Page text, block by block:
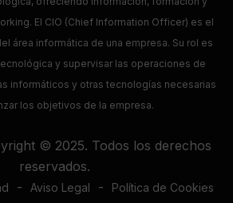
El CIO (Chief Information Officer) es el
área informática de una empresa. Su rol es
y supervisar las operaciones de
informáticos y otras tecnologías necesarias
los objetivos de la empresa.
© 2025. Todos los derechos
reservados.
- Aviso Legal - Política de Cookies